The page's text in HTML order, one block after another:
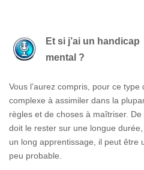
Et si j’ai un handicap
mental ?
Vous l’aurez compris, pour ce
complexe à assimiler dans la
règles et de choses à maîtriser.
doit le rester sur une longue
un long apprentissage, il peut être
peu probable.